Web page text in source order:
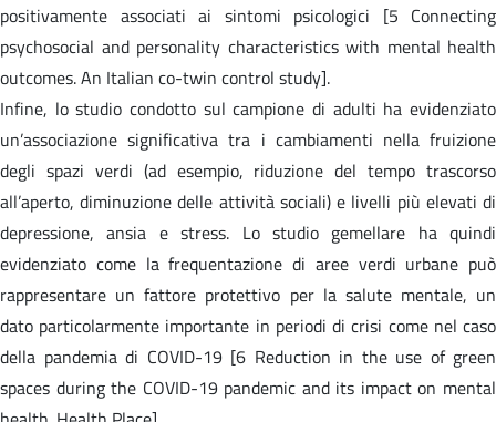
positivamente associati ai sintomi psicologici [5 Connecting
psychosocial and personality characteristics with mental health
outcomes. An Italian co-twin control study].
Infine, lo studio condotto sul campione di adulti ha evidenziato
un’associazione significativa tra i cambiamenti nella fruizione
degli spazi verdi (ad esempio, riduzione del tempo trascorso
all’aperto, diminuzione delle attività sociali) e livelli più elevati di
depressione, ansia e stress. Lo studio gemellare ha quindi
evidenziato come la frequentazione di aree verdi urbane può
rappresentare un fattore protettivo per la salute mentale, un
dato particolarmente importante in periodi di crisi come nel caso
della pandemia di COVID-19 [6 Reduction in the use of green
spaces during the COVID-19 pandemic and its impact on mental